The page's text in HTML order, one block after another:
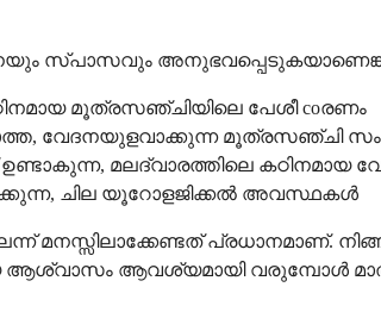
സ്പാസവും
മൂത്രസഞ്ചിയിലെ പേശീ coരണം
വേദനയുളവാക്കുന്ന
മലദ്വാരത്തിലെ കഠിനമായ
ചില യൂറോളജിക്കൽ അവസ്ഥകൾ
മനസ്സിലാക്കേണ്ടത് പ്രധാനമാണ്.
ആശ്വാസം ആവശ്യമായി വരുമ്പോൾ